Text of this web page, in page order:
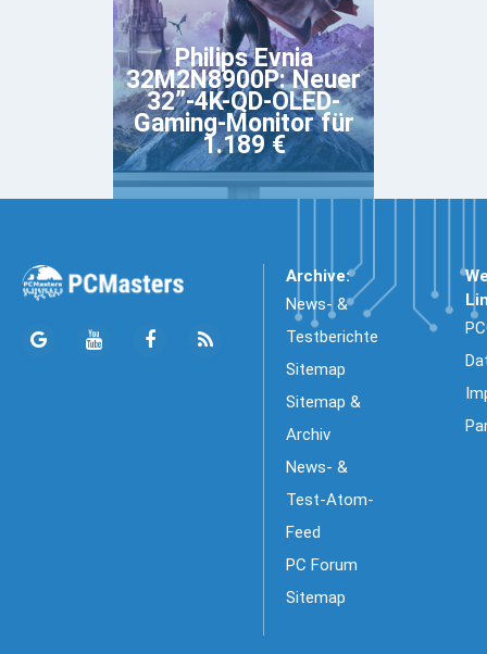
Philips Evnia
32M2N8900P: Neuer
32”-4K-QD-OLED-
Gaming-Monitor für
1.189 €
Archive:
News- &
Testberichte
Sitemap
Sitemap &
Archiv
News- &
Test-Atom-
Feed
PC Forum
Sitemap